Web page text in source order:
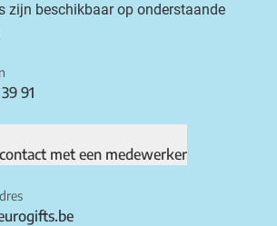
zijn beschikbaar op onderstaande
91
met een medewerker